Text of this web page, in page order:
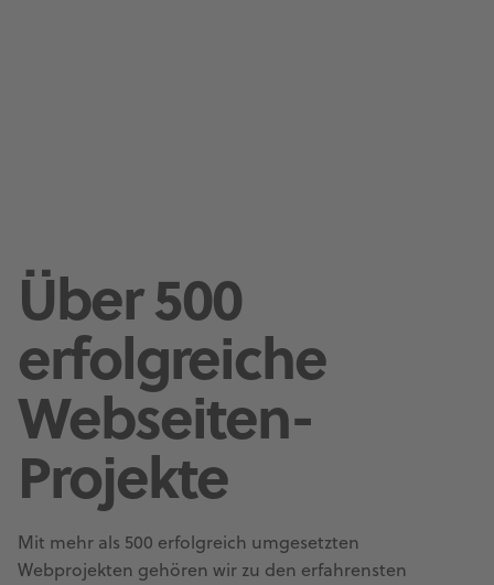
Über 500
erfolgreiche
Webseiten-
Projekte
Mit mehr als 500 erfolgreich umgesetzten
Webprojekten gehören wir zu den erfahrensten